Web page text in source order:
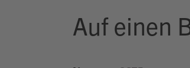
Auf einen